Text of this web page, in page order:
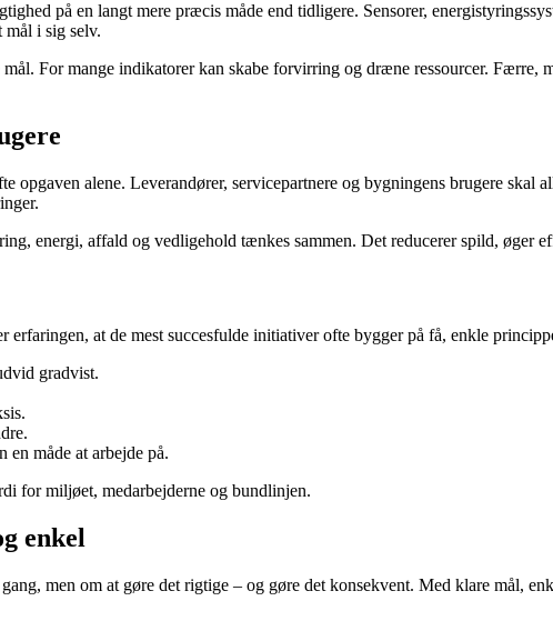
på en langt mere præcis måde end tidligere. Sensorer,
i sig selv.
For mange indikatorer kan skabe forvirring og dræne ressourcer. Færre,
alene. Leverandører, servicepartnere og bygningens brugere skal
energi, affald og vedligehold tænkes sammen. Det reducerer spild, øger
at de mest succesfulde initiativer ofte bygger på få, enkle
gradvist.
en måde at arbejde på.
for miljøet, medarbejderne og bundlinjen.
enkel
men om at gøre det rigtige – og gøre det konsekvent. Med klare mål,